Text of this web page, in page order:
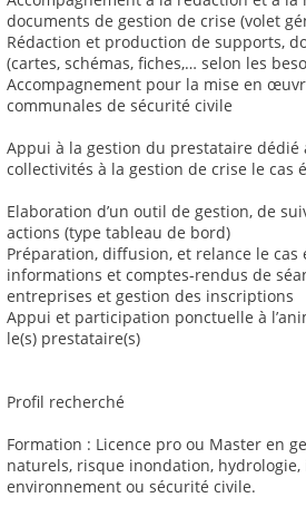
documents de gestion de crise (volet
Rédaction et production de supports,
(cartes, schémas, fiches,… selon les
Accompagnement pour la mise en
communales de sécurité civile
Appui à la gestion du prestataire dédié
collectivités à la gestion de crise le cas
Elaboration d’un outil de gestion, de
actions (type tableau de bord)
Préparation, diffusion, et relance le cas
informations et comptes-rendus de
entreprises et gestion des inscriptions
Appui et participation ponctuelle à
le(s) prestataire(s)
Profil recherché
Formation : Licence pro ou Master en
naturels, risque inondation,
environnement ou sécurité civile.